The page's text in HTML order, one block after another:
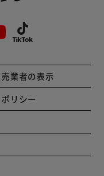
業者の表示
リシー